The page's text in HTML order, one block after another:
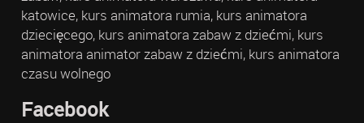
katowice, kurs animatora rumia, kurs animatora
dziecięcego, kurs animatora zabaw z dziećmi, kurs
animatora animator zabaw z dziećmi, kurs animatora
czasu wolnego
Facebook